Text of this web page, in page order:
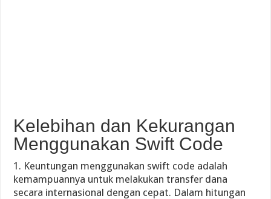
Kelebihan dan Kekurangan
Menggunakan Swift Code
1. Keuntungan menggunakan swift code adalah
kemampuannya untuk melakukan transfer dana
secara internasional dengan cepat. Dalam hitungan